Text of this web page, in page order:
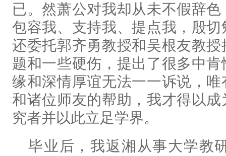
已。然萧公对我却从未不假辞
包容我、支持我、提点我，殷
还委托郭齐勇教授和吴根友教
题和一些硬伤，提出了很多中
缘和深情厚谊无法一一诉说，
和诸位师友的帮助，我才得以
究者并以此立足学界。
毕业后，我返湘从事大学教